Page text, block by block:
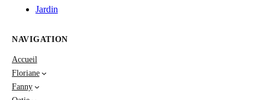
Jardin
NAVIGATION
Accueil
Floriane
Fanny